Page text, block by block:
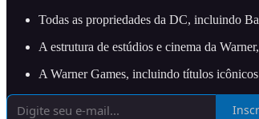
Todas as propriedades da DC, incluindo
A estrutura de estúdios e cinema da
A Warner Games, incluindo títulos